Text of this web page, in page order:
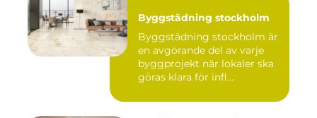
Byggstädning stockholm
Byggstädning stockholm är
en avgörande del av varje
byggprojekt när lokaler ska
göras klara för infl...